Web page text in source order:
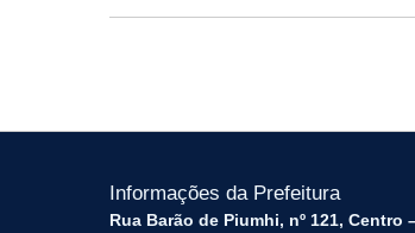
Informações da Prefeitura
Rua Barão de Piumhi, nº 121, Centro